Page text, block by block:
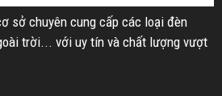
sở chuyên cung cấp các loại đèn
trời... với uy tín và chất lượng vượt